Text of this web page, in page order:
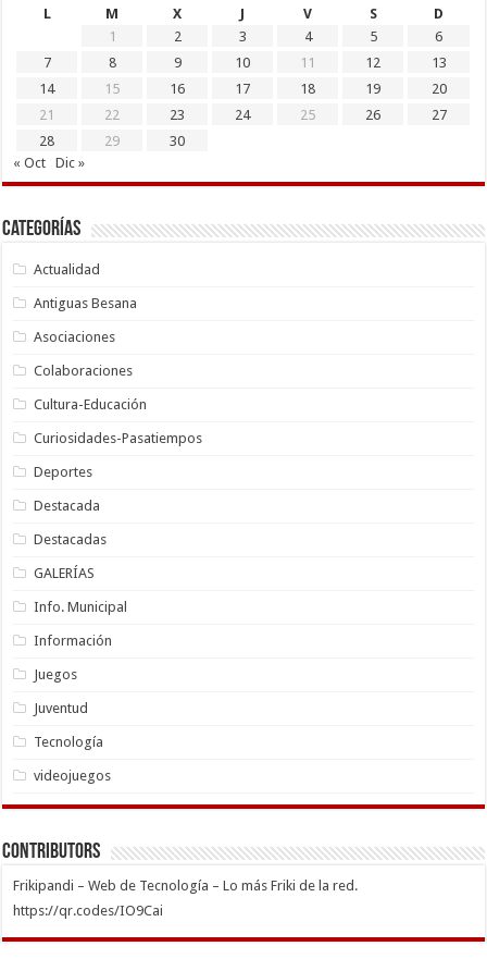
L
M X J V S
D
1
2 3 4 5
6
7
8 9 10 11 12
13
14
15 16 17 18 19
20
21
22 23 24 25 26
27
28
29
30
« Oct
Dic »
Categorías
Actualidad
Antiguas Besana
Asociaciones
Colaboraciones
Cultura-Educación
Curiosidades-Pasatiempos
Deportes
Destacada
Destacadas
GALERÍAS
Info. Municipal
Información
Juegos
Juventud
Tecnología
videojuegos
Contributors
Frikipandi – Web de Tecnología – Lo más Friki de la red.
https://qr.codes/IO9Cai